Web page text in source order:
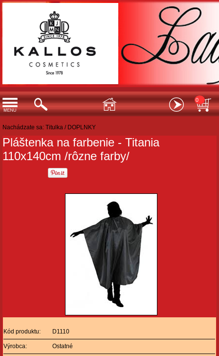
0
Nachádzate sa: Titulka / DOPLNKY
Pláštenka na farbenie - Titania
110x140cm /rôzne farby/
Kód produktu: D1110
Výrobca: Ostatné